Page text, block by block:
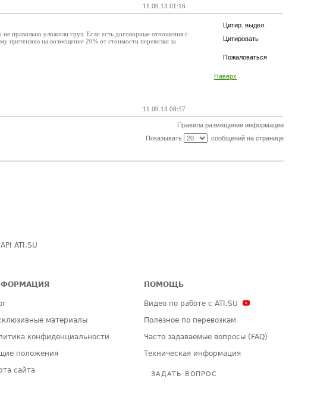
11.09.13 01:16
Цитир. выдел.
Цитировать
Пожаловаться
Наверх
не правильно уложили груз. Если есть договорные отношения с
претензию на возмещение 20% от стоимости перевозки за
11.09.13 08:57
Правила размещения информации
Показывать
сообщений на странице
API ATI.SU
материалы
конфиденциальности
положения
сайта
ПОМОЩЬ
Видео по работе с ATI.SU
Полезное по перевозкам
Часто задаваемые вопросы (FAQ)
Техническая информация
ЗАДАТЬ ВОПРОС